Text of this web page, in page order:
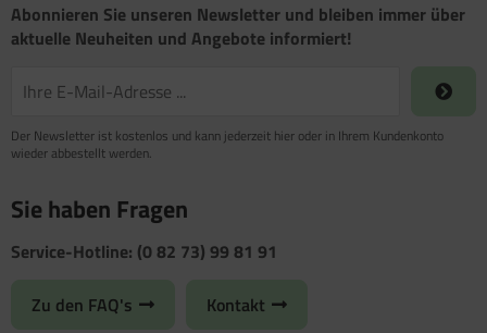
Abonnieren Sie unseren Newsletter und bleiben immer über
aktuelle Neuheiten und Angebote informiert!
Der Newsletter ist kostenlos und kann jederzeit hier oder in Ihrem Kundenkonto
wieder abbestellt werden.
Sie haben Fragen
Service-Hotline: (0 82 73) 99 81 91
Zu den FAQ's Kontakt